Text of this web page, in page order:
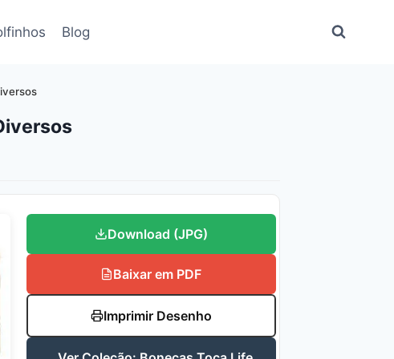
Blog
Download (JPG)
Baixar em PDF
Imprimir Desenho